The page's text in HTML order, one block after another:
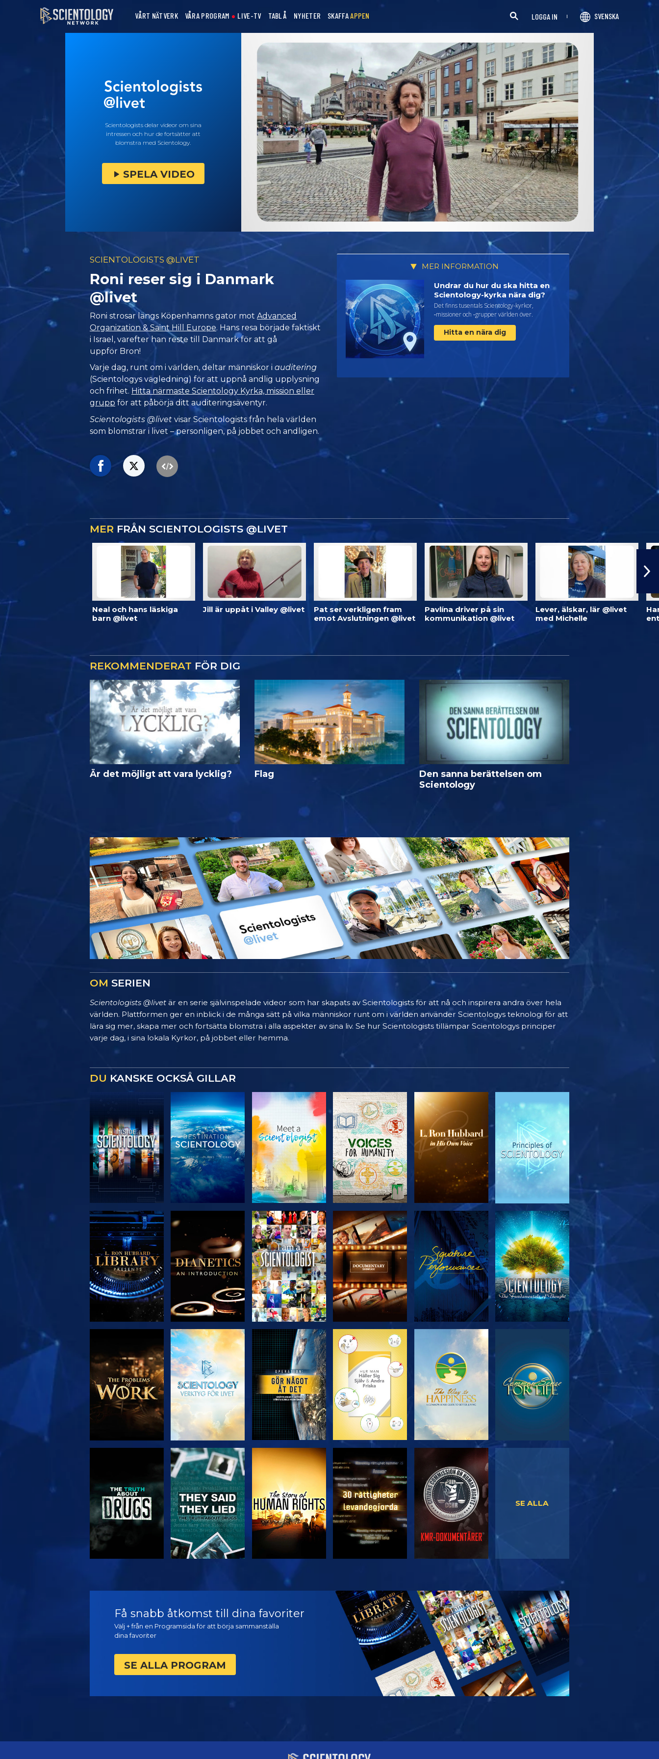
VÅRT NÄTVERK VÅRA PROGRAM LIVE-TV TABLÅ NYHETER SKAFFAAPPEN LOGGA IN SVENSKA
Scientologists delar videor om sina
intressen och hur de fortsätter att
blomstra med Scientology.
SPELA VIDEO
SCIENTOLOGISTS @LIVET
Roni reser sig i Danmark
@livet
Roni strosar längs Köpenhamns gator motAdvanced
Organization & Saint Hill Europe. Hans resa började faktiskt
i Israel, varefter han reste till Danmark för att gå
uppför Bron!
Varje dag, runt om i världen, deltar människor iauditering
(Scientologys vägledning) för att uppnå andlig upplysning
och frihet. Hitta närmaste Scientology Kyrka, mission eller
grupp för att påbörja ditt auditeringsäventyr.
Scientologists @livet visar Scientologists från hela världen
som blomstrari livet – personligen, på jobbet och andligen.
MER INFORMATION
Undrar du hur du ska hitta en
Scientology-kyrka nära dig?
Det finns tusentals Scientology-kyrkor,
‑missioner och ‑grupper världen över.
Hitta en nära dig
MER FRÅN SCIENTOLOGISTS @LIVET
Neal och hans läskiga
barn @livet
Jill är uppåt i Valley @livet
Pat ser verkligen fram
emot Avslutningen @livet
Pavlína driver på sin
kommunikation @livet
Lever, älskar, lär @livet
med Michelle
REKOMMENDERAT FÖR DIG
Är det möjligt att vara lycklig? Flag
Den sanna berättelsen om
Scientology
OM SERIEN
Scientologists @livet är en serie självinspelade videor som har skapats av Scientologists för att nå och inspirera andra över hela
världen. Plattformen ger en inblick i de många sätt på vilka människor runt om i världen använder Scientologys teknologi för att
lära sig mer, skapa mer och fortsätta blomstra i alla aspekter av sina liv. Se hur Scientologists tillämpar Scientologys principer
varje dag, i sina lokala Kyrkor, på jobbet eller hemma.
DU KANSKE OCKSÅ GILLAR
UTFORSKA
SERIEN
UTFORSKA
SERIEN
UTFORSKA
SERIEN
UTFORSKA
SERIEN
UTFORSKA
SERIEN
TITTA
UTFORSKA
SERIEN
TITTA
UTFORSKA
SERIEN
UTFORSKA
SERIEN
UTFORSKA
SERIEN
TITTA TITTA TITTA TITTA
TITTA
UTFORSKA
SERIEN
SE ALLA
Få snabb åtkomst till dina favoriter
Välj + från en Programsida för att börja sammanställa
dina favoriter
SE ALLA PROGRAM